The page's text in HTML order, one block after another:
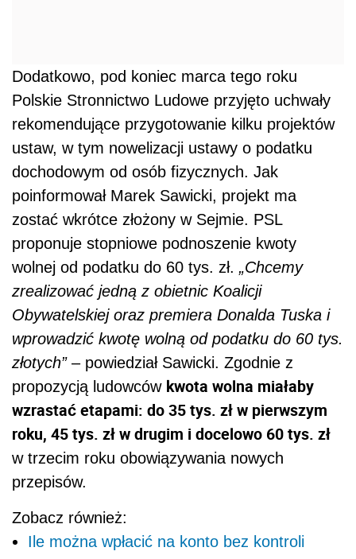
Dodatkowo, pod koniec marca tego roku
Polskie Stronnictwo Ludowe przyjęto uchwały
rekomendujące przygotowanie kilku projektów
ustaw, w tym nowelizacji ustawy o podatku
dochodowym od osób fizycznych. Jak
poinformował Marek Sawicki, projekt ma
zostać wkrótce złożony w Sejmie. PSL
proponuje stopniowe podnoszenie kwoty
wolnej od podatku do 60 tys. zł. „Chcemy
zrealizować jedną z obietnic Koalicji
Obywatelskiej oraz premiera Donalda Tuska i
wprowadzić kwotę wolną od podatku do 60 tys.
złotych”– powiedział Sawicki. Zgodnie z
propozycją ludowców kwota wolna miałaby
wzrastać etapami: do 35 tys. zł w pierwszym
roku, 45 tys. zł w drugim i docelowo 60 tys. zł
w trzecim roku obowiązywania nowych
przepisów.
Zobacz również:
Ile można wpłacić na konto bez kontroli